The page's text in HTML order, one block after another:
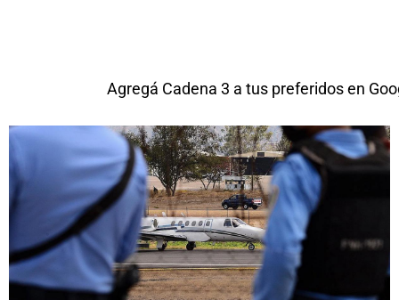
Agregá Cadena 3 a tus preferidos en